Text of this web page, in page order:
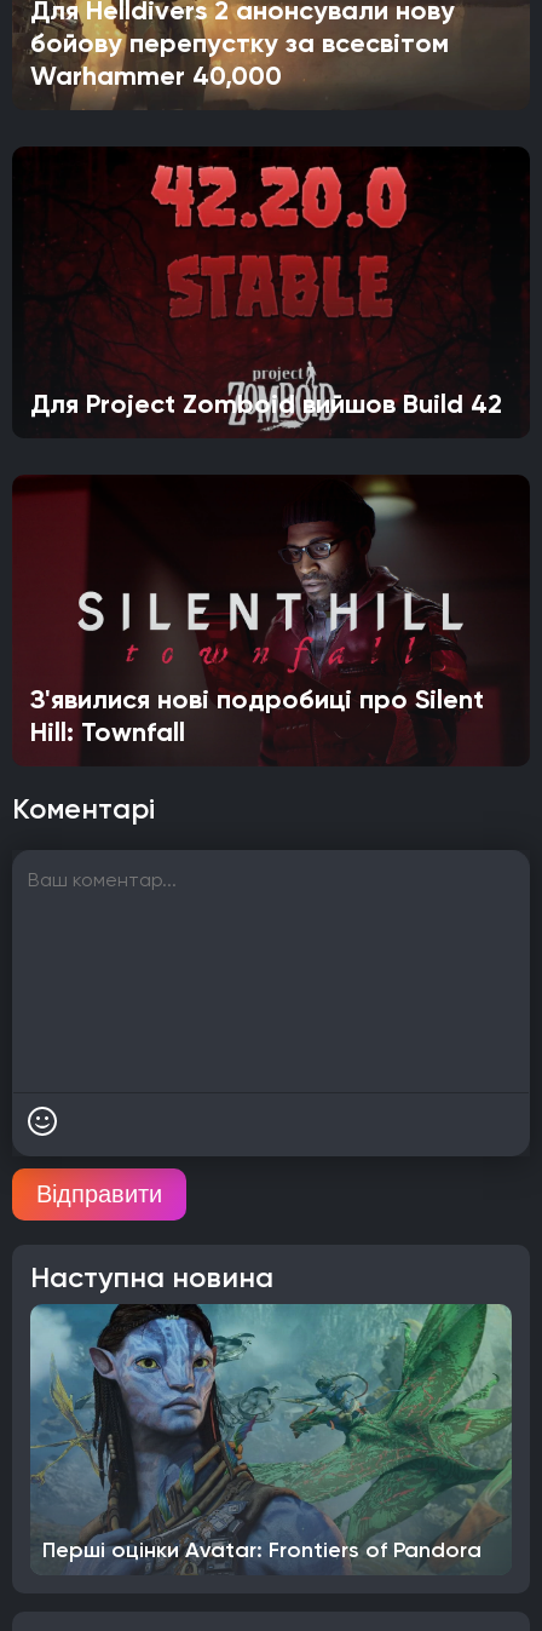
Для Helldivers 2 анонсували нову
бойову перепустку за всесвітом
Warhammer 40,000
Для Project Zomboid вийшов Build 42
З'явилися нові подробиці про Silent
Hill: Townfall
Коментарі
Відправити
Наступна новина
Перші оцінки Avatar: Frontiers of Pandora